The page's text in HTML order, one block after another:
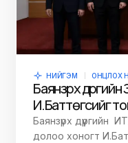
НИЙГЭМ ОНЦЛОХ
Баянзүрх
И.Баттөгсийг
Баянзүрх дүүргийн
долоо хоногт